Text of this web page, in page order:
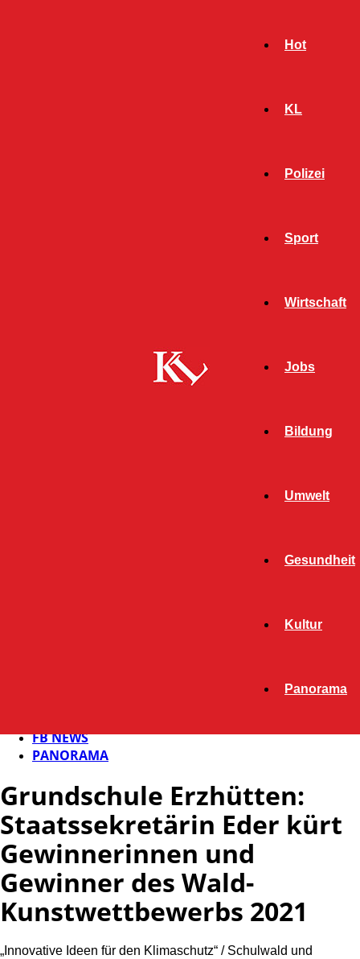
Hot
KL
Polizei
Sport
Wirtschaft
Jobs
Bildung
Umwelt
Gesundheit
Kultur
Panorama
FB NEWS
PANORAMA
Grundschule Erzhütten:
Staatssekretärin Eder kürt
Gewinnerinnen und
Gewinner des Wald-
Kunstwettbewerbs 2021
„Innovative Ideen für den Klimaschutz“ / Schulwald und